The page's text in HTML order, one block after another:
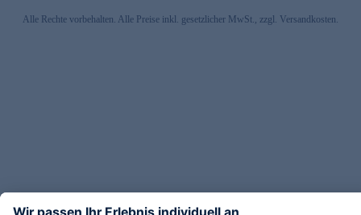
Alle Rechte vorbehalten. Alle Preise inkl. gesetzlicher MwSt., zzgl. Versandkosten.